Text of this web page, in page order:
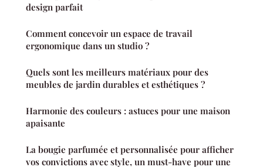
design parfait
Comment concevoir un espace de travail
ergonomique dans un studio ?
Quels sont les meilleurs matériaux pour des
meubles de jardin durables et esthétiques ?
Harmonie des couleurs : astuces pour une maison
apaisante
La bougie parfumée et personnalisée pour afficher
vos convictions avec style, un must-have pour une